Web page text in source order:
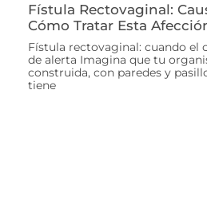
Fístula Rectovaginal:
Cómo Tratar Esta
Fístula rectovaginal: cuando el
de alerta Imagina que tu
construida, con paredes y
tiene